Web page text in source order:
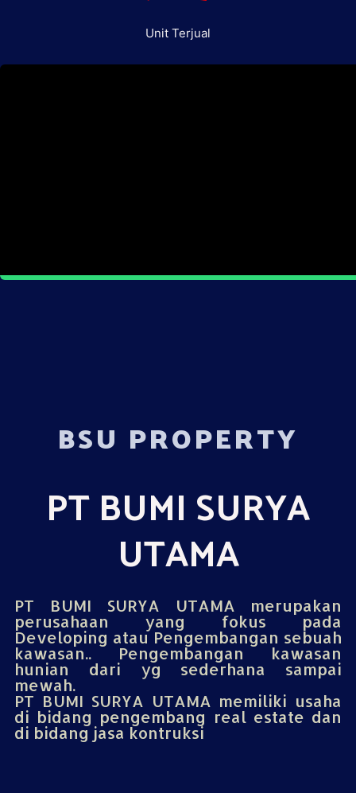
Unit Terjual
BSU PROPERTY
PT BUMI SURYA
UTAMA
PT BUMI SURYA UTAMA merupakan
perusahaan yang fokus pada
Developing atau Pengembangan sebuah
kawasan.. Pengembangan kawasan
hunian dari yg sederhana sampai
mewah.
PT BUMI SURYA UTAMA memiliki usaha
di bidang pengembang real estate dan
di bidang jasa kontruksi